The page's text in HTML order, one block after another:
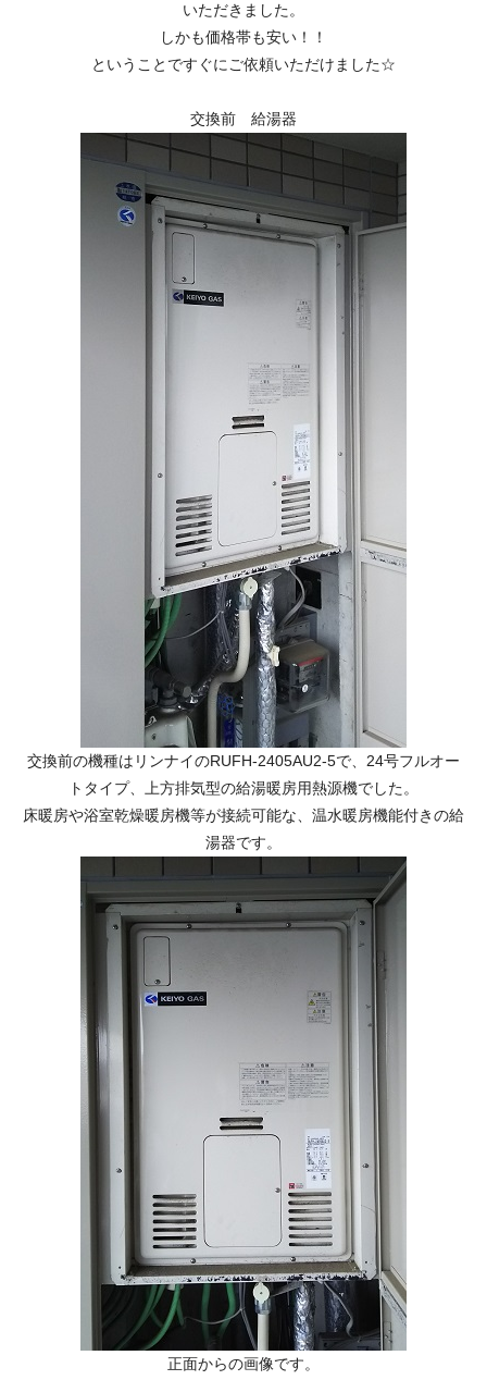
いただきました。
しかも価格帯も安い！！
ということですぐにご依頼いただけました☆
交換前 給湯器
交換前の機種はリンナイのRUFH-2405AU2-5で、24号フルオー
トタイプ、上方排気型の給湯暖房用熱源機でした。
床暖房や浴室乾燥暖房機等が接続可能な、温水暖房機能付きの給
湯器です。
正面からの画像です。